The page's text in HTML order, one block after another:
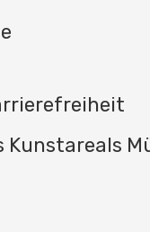
Kunstareals